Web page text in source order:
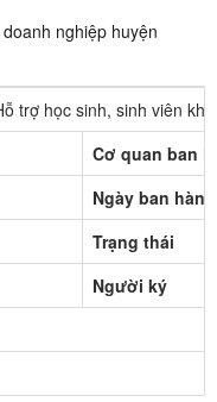
doanh nghiệp huyện
trợ học sinh, sinh viên
Cơ quan ban
Ngày ban hành
Trạng thái
Người ký